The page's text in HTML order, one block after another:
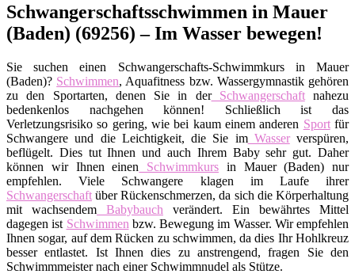
Schwangerschaftsschwimmen in Mauer
(Baden) (69256) – Im Wasser bewegen!
Sie suchen einen Schwangerschafts-Schwimmkurs in Mauer
(Baden)? Schwimmen, Aquafitness bzw. Wassergymnastik gehören
zu den Sportarten, denen Sie in derSchwangerschaftnahezu
bedenkenlos nachgehen können! Schließlich ist das
Verletzungsrisiko so gering, wie bei kaum einem anderen Sportfür
Schwangere und die Leichtigkeit, die Sie imWasserverspüren,
beflügelt. Dies tut Ihnen und auch Ihrem Baby sehr gut. Daher
können wir Ihnen einen Schwimmkurs in Mauer (Baden) nur
empfehlen. Viele Schwangere klagen im Laufe ihrer
Schwangerschaft über Rückenschmerzen, da sich die Körperhaltung
mit wachsendem Babybauch verändert. Ein bewährtes Mittel
dagegen ist Schwimmen bzw. Bewegung im Wasser. Wir empfehlen
Ihnen sogar, auf dem Rücken zu schwimmen, da dies Ihr Hohlkreuz
besser entlastet. Ist Ihnen dies zu anstrengend, fragen Sie den
Schwimmmeister nach einer Schwimmnudel als Stütze.